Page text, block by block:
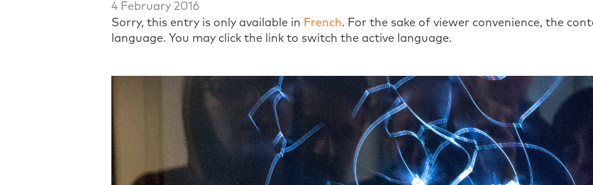
4 February 2016
Sorry, this entry is only available in French. For the sake of viewer convenience, the
language. You may click the link to switch the active language.